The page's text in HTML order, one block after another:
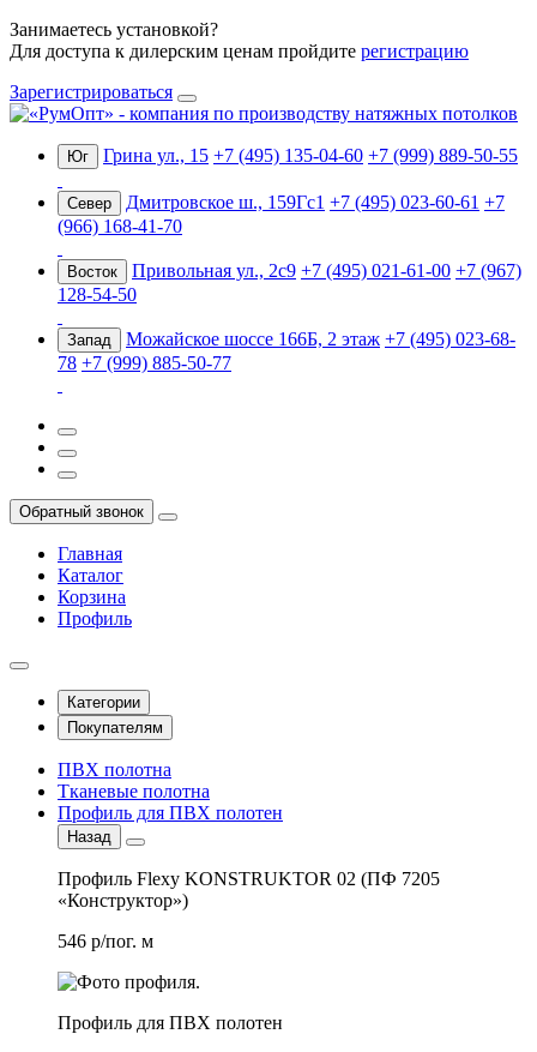
Занимаетесь установкой?
Для доступа к дилерским ценам пройдите регистрацию
Зарегистрироваться
Юг Грина ул., 15 +7 (495) 135-04-60 +7 (999) 889-50-55
Север Дмитровское ш., 159Гс1 +7 (495) 023-60-61 +7
(966) 168-41-70
Восток Привольная ул., 2с9 +7 (495) 021-61-00 +7 (967)
128-54-50
Запад Можайское шоссе 166Б, 2 этаж +7 (495) 023-68-
78 +7 (999) 885-50-77
Обратный звонок
Главная
Каталог
Корзина
Профиль
Категории
Покупателям
ПВХ полотна
Тканевые полотна
Профиль для ПВХ полотен
Назад
Профиль Flexy KONSTRUKTOR 02 (ПФ 7205
«Конструктор»)
546 р/пог. м
Профиль для ПВХ полотен